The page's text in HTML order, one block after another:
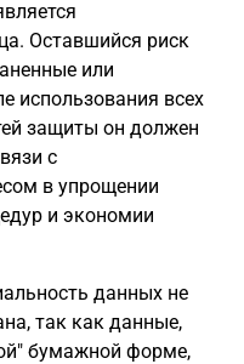
Оставшийся риск
или
использования всех
защиты он должен
с
в упрощении
и экономии
данных не
так как данные,
бумажной форме,